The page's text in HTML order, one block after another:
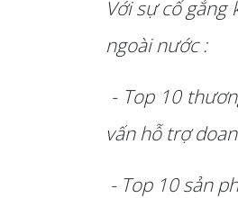
Với sự cố
ngoài nước :
- Top 10
vấn hỗ trợ
- Top 10 sản